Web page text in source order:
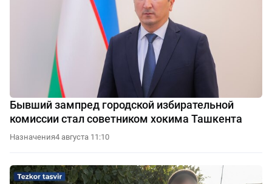
Бывший зампред городской избирательной
комиссии стал советником хокима Ташкента
Назначения4 августа 11:10